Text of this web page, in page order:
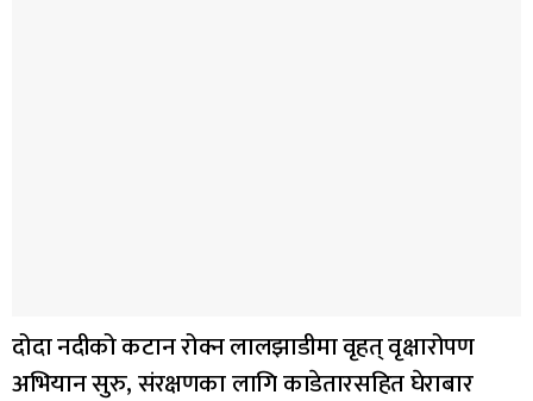
दोदा नदीको कटान रोक्न लालझाडीमा वृहत् वृक्षारोपण
अभियान सुरु, संरक्षणका लागि काडेतारसहित घेराबार